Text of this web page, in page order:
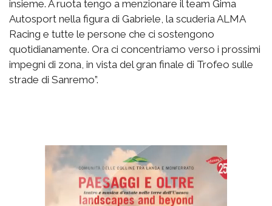
insieme. A ruota tengo a menzionare il team Gima
Autosport nella figura di Gabriele, la scuderia ALMA
Racing e tutte le persone che ci sostengono
quotidianamente. Ora ci concentriamo verso i prossimi
impegni di zona, in vista del gran finale di Trofeo sulle
strade di Sanremo”.